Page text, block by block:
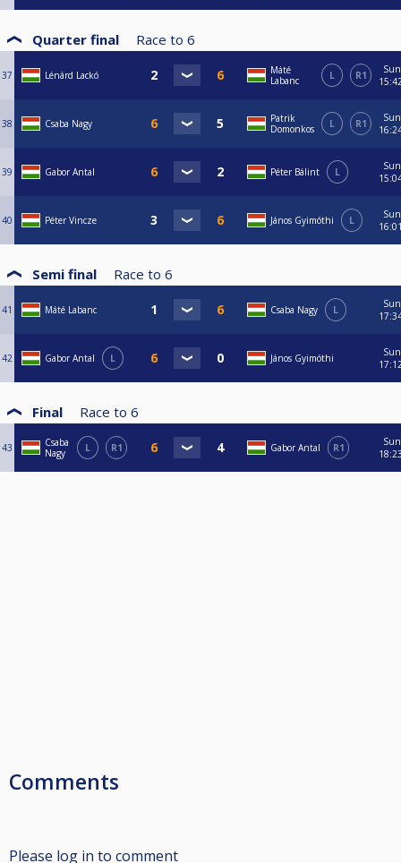
Quarter final Race to 6
37 Lénárd Lackó
Máté
Labanc
L R1
Sun
38 Csaba Nagy
Patrik
Domonkos
L R1
Sun
39 Gabor Antal Péter Bálint L
Sun
40 Péter Vincze János Gyimóthi L
Sun
Semi final Race to 6
41 Máté Labanc Csaba Nagy L
Sun
42 Gabor Antal L János Gyimóthi
Sun
Final Race to 6
43
Csaba
Nagy
L R1 Gabor Antal R1
Sun
Comments
Please log in to comment